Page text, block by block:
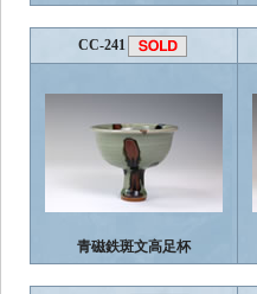
CC-241
青磁鉄斑文高足杯